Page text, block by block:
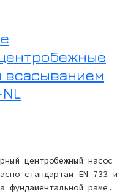
всасыванием
центробежный насос
стандартам EN 733 и
фундаментальной раме.